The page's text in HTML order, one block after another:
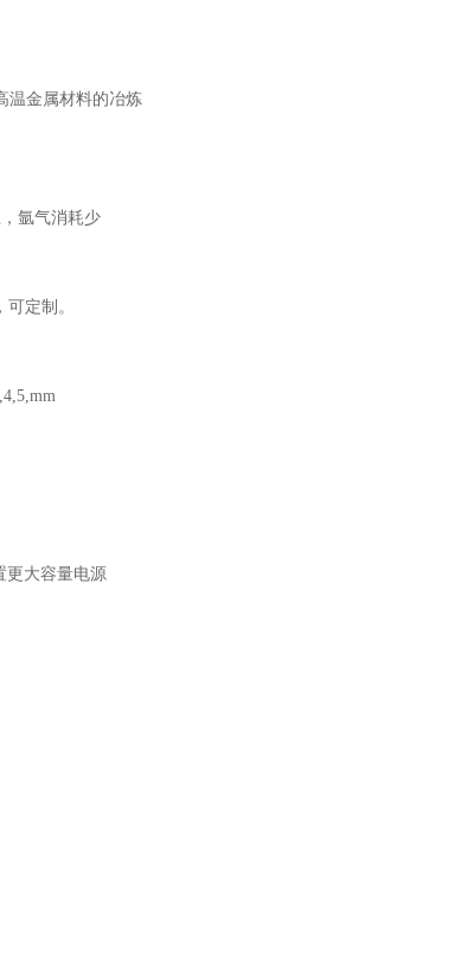
温金属材料的冶炼
氩气消耗少
定制。
更大容量电源